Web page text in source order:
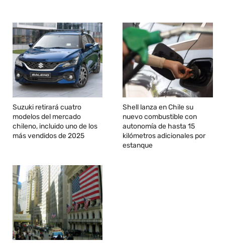
Suzuki retirará cuatro
modelos del mercado
chileno, incluido uno de los
más vendidos de 2025
Shell lanza en Chile su
nuevo combustible con
autonomía de hasta 15
kilómetros adicionales por
estanque